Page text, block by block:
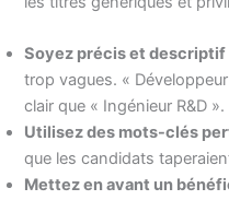
Soyez précis et descriptif
trop vagues. «
clair que « Ingénieur R&D ».
Utilisez des mots-clés
que les candidats
Mettez en avant un